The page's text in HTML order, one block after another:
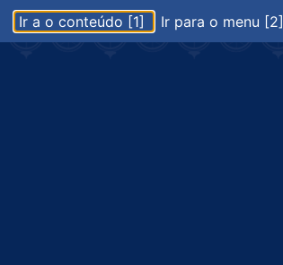
Ir a o conteúdo [1] Ir para o menu [2]